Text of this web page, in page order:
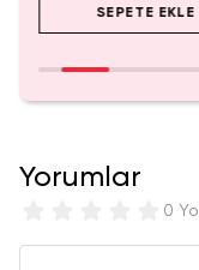
SEPETE EKLE
Yorumlar
0